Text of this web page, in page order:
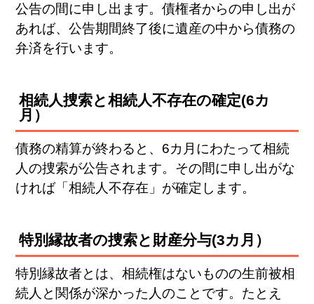
公告の間に申し出ます。債権者からの申し出が
あれば、公告期間終了後に遺産の中から債務の
弁済を行います。
相続人捜索と相続人不存在の確定(6カ
月）
債務の精算が終わると、6カ月にわたって相続
人の捜索が公告されます。その間に申し出がな
ければ「相続人不存在」が確定します。
特別縁故者の捜索と財産分与(3カ月）
特別縁故者とは、相続権はないものの生前被相
続人と関係が深かった人のことです。たとえ